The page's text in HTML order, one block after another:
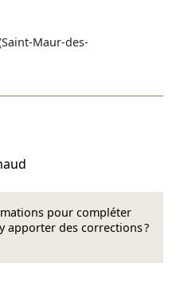
Maur-des-
pour compléter
apporter des corrections ?